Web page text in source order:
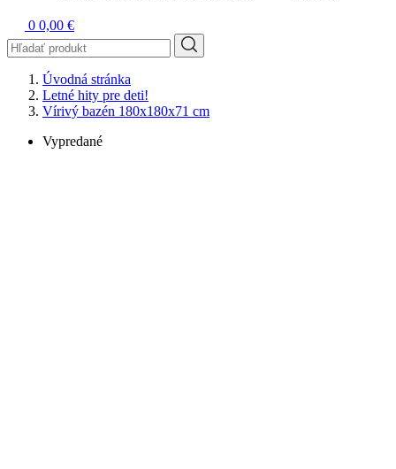
0 0,00 €
Úvodná stránka
Letné hity pre deti!
Vírivý bazén 180x180x71 cm
Vypredané